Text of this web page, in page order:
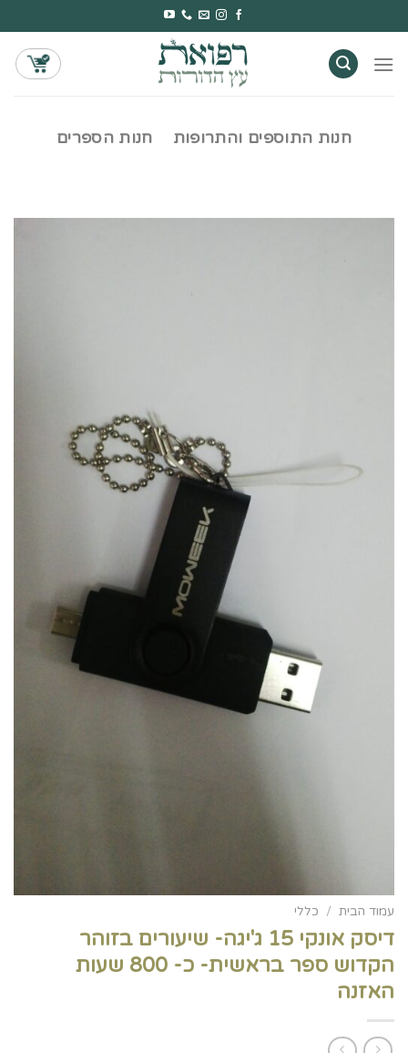
to
content
חנות התוספים והתרופות חנות הספרים
עמוד הבית / כללי
דיסק אונקי 15 ג'יגה- שיעורים בזוהר
הקדוש ספר בראשית- כ- 800 שעות
האזנה